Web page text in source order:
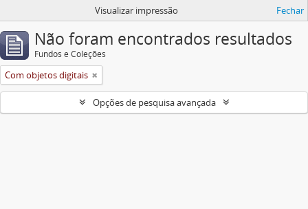
Visualizar impressão Fechar
Não foram encontrados resultados
Fundos e Coleções
Com objetos digitais
Opções de pesquisa avançada